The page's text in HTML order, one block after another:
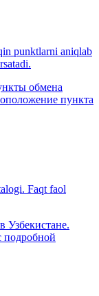
punktlarni aniqlab
обмена
пункта
Faqt faol
Узбекистане.
подробной